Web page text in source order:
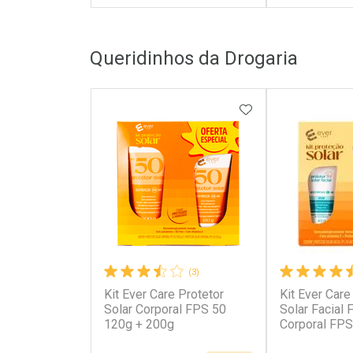
Laboratório
Ativar Desconto
Por Menos
Ativar
Por
Queridinhos da Drogaria
(3)
Kit Ever Care Protetor
Solar Corporal FPS 50
120g + 200g
ADICIONAR AOS
Kit Ever
Solar Facial
Corporal